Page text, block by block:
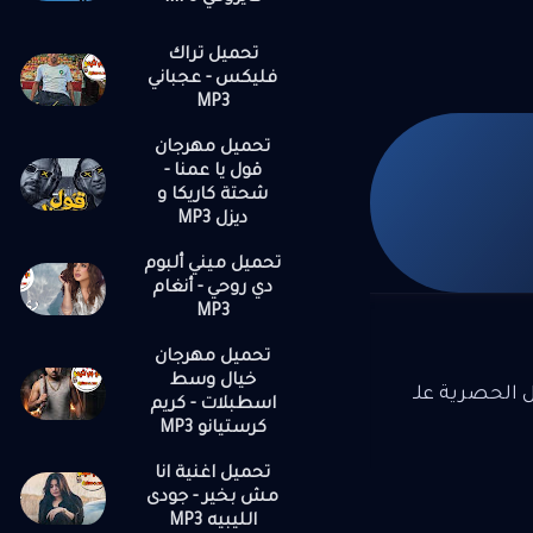
تحميل تراك
فليكس - عجباني
MP3
تحميل مهرجان
قول يا عمنا -
شحتة كاريكا و
ديزل MP3
تحميل ميني ألبوم
دي روحي - أنغام
MP3
تحميل مهرجان
خيال وسط
اسطبلات - كريم
كرستيانو MP3
تحميل اغنية انا
مش بخير - جودى
الليبيه MP3
الحصرية علـ